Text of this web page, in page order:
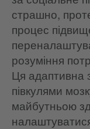
страшно,
процес
розуміння
Ця адаптивна
півкулями
майбутньою